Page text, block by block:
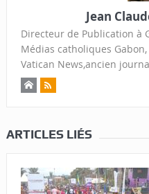
Jean
Directeur de Publication à
Médias catholiques
Vatican News,ancien
ARTICLES LIÉS